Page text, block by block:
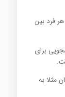
فرد بین
برای
مثلا به